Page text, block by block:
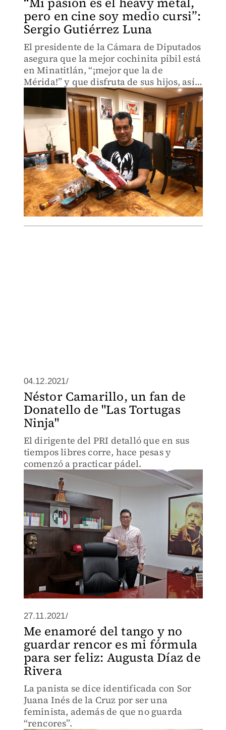
pero en cine soy medio cursi”:
Sergio Gutiérrez Luna
El presidente de la Cámara de Diputados
asegura que la mejor cochinita pibil está
en Minatitlán, “¡mejor que la de
Mérida!” y que disfruta de sus hijos, así
como leer a Luis Spota.
04.12.2021/
Néstor Camarillo, un fan de
Donatello de "Las Tortugas
Ninja"
El dirigente del PRI detalló que en sus
tiempos libres corre, hace pesas y
comenzó a practicar pádel.
27.11.2021/
Me enamoré del tango y no
guardar rencor es mi fórmula
para ser feliz: Augusta Díaz de
Rivera
La panista se dice identificada con Sor
Juana Inés de la Cruz por ser una
feminista, además de que no guarda
“rencores”.